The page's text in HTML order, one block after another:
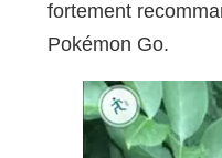
fortement
Pokémon Go.